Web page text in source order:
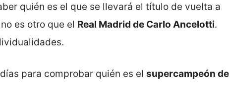
quién es el que se llevará el título de vuelta a
es otro que el Real Madrid de Carlo Ancelotti.
para comprobar quién es el supercampeón de